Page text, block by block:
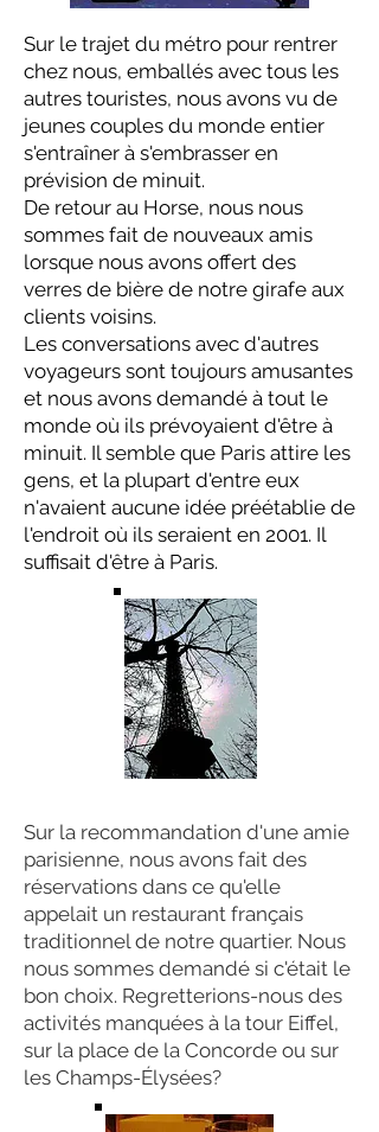
Sur le trajet du métro pour rentrer
chez nous, emballés avec tous les
autres touristes, nous avons vu de
jeunes couples du monde entier
s'entraîner à s'embrasser en
prévision de minuit.
De retour au Horse, nous nous
sommes fait de nouveaux amis
lorsque nous avons offert des
verres de bière de notre girafe aux
clients voisins.
Les conversations avec d'autres
voyageurs sont toujours amusantes
et nous avons demandé à tout le
monde où ils prévoyaient d'être à
minuit. Il semble que Paris attire les
gens, et la plupart d'entre eux
n'avaient aucune idée préétablie de
l'endroit où ils seraient en 2001. Il
suffisait d'être à Paris.
Sur la recommandation d'une amie
parisienne, nous avons fait des
réservations dans ce qu'elle
appelait un restaurant français
traditionnel de notre quartier. Nous
nous sommes demandé si c'était le
bon choix. Regretterions-nous des
activités manquées à la tour Eiffel,
sur la place de la Concorde ou sur
les Champs-Élysées?